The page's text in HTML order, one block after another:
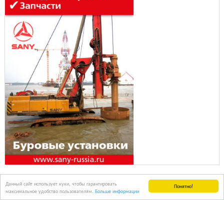
Понятно!
Данный сайт использует куки, чтобы гарантировать
максимальное удобство пользователям. Больше информации